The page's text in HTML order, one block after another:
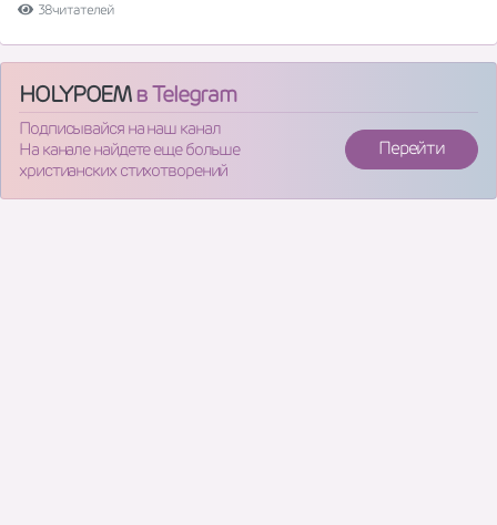
38 читателей
HOLYPOEMв Telegram
Подписывайся на наш канал
На канале найдете еще больше
христианских стихотворений
Перейти